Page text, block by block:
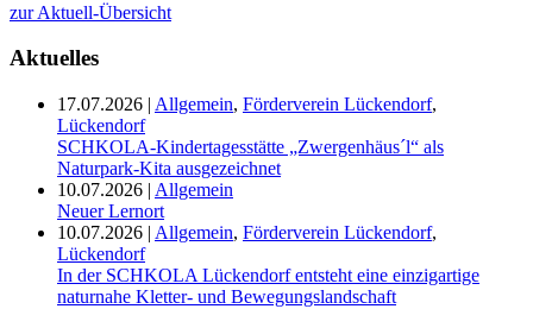
zur Aktuell-Übersicht
Aktuelles
17.07.2026 | Allgemein, Förderverein Lückendorf,
Lückendorf
SCHKOLA-Kindertagesstätte „Zwergenhäus´l“ als
Naturpark-Kita ausgezeichnet
10.07.2026 | Allgemein
Neuer Lernort
10.07.2026 | Allgemein, Förderverein Lückendorf,
Lückendorf
In der SCHKOLA Lückendorf entsteht eine einzigartige
naturnahe Kletter- und Bewegungslandschaft